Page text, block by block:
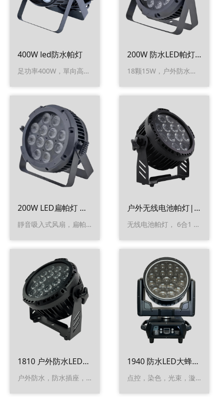
400W led防水帕灯
足功率400W，單向高效，靜音吸入式，防水风扇, 灯体可承受热量400W
200W 防水LED帕灯 （18x15W)
18颗15W，户外防水，扁帕超轻
200W LED扁帕灯 （12x18W)
靜音吸入式风扇，扁帕，户外防水，6合1灯珠
户外无线电池帕灯| 12x18 LEDs
无线电池帕灯， 6合1 LED光源， 户外防水，支持RDM， 遥控， WIFI
1810 户外防水LED染色帕灯
户外防水，防水插座，RDM，四合一灯珠
1940 防水LED大蜂眼摇头灯
点控，染色，光束，漩涡，万花筒效果，防水，光圈背景效果